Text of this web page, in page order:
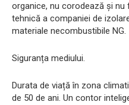
organice, nu corodează și
tehnică a companiei de
materiale necombustibile NG.
Siguranța mediului.
Durata de viață în zona
de 50 de ani. Un contor